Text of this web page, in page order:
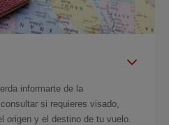
informarte de la
si requieres visado,
origen y el destino de tu vuelo.